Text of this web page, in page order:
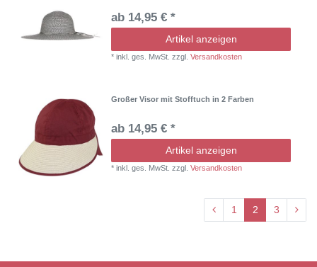
ab 14,95 € *
Artikel anzeigen
*inkl. ges. MwSt. zzgl.Versandkosten
Großer Visor mit Stofftuch in 2 Farben
ab 14,95 € *
Artikel anzeigen
*inkl. ges. MwSt. zzgl.Versandkosten
1 2 3